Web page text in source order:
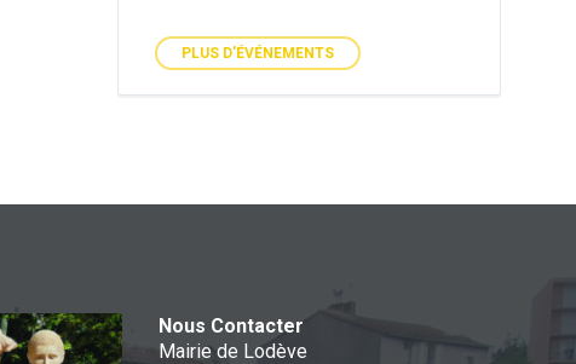
PLUS D'ÉVÉNEMENTS
Nous Contacter
Mairie de Lodève